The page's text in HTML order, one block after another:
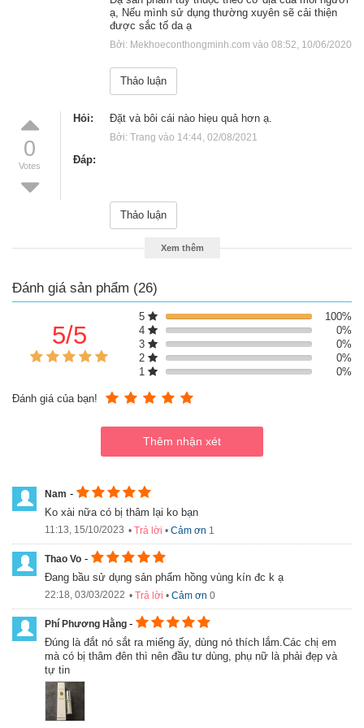
Thành phần của sản phẩm:
Retinol, Vitamin C, Vitamin E, Provitamin B5, Acid kojic, Chiết xuất
lô hội, Cúc la mã, Deoxy-arbutin, Niacinamid, N-acetyl boldin,
Azelaic acid, Rễ cam thảo, Chiết xuất thục địa và Chiết xuất lá cây
Tùng Lam
Đối tượng và cách sử dụng kem làm hồng vùng kín
Xxvirgin Bqcell W1
Đối tượng :
Phụ nữ sau sinh muốn cải thiện sức khỏe và sắc đẹp vùng
kín.
Phụ nữ quan muốn nâng cao hiệu quả và cảm nhận trong
mỗi “cuộc yêu”.
ạ, Nếu mình sử dụng thường xuyên sẽ cải thiện
được sắc tố da ạ
Thảo luận
0
Votes
Hỏi: đặt và bôi cái nào hiẹu quả hơn ạ.
Bởi: Trang vào 14:44, 02/08/2021
Đáp:
Thảo luận
Xem thêm
Đánh giá sản phẩm (26)
5/5
5
100%
4
0%
3
0%
2
0%
1
0%
Đánh giá của bạn!
Nam -
Ko xài nữa có bị thâm lại ko bạn
11:13, 15/10/2023 • Trả lời • Cảm ơn 1
Thao Vo -
Đang bầu sử dụng sản phẩm hồng vùng kín đc k ạ
22:18, 03/03/2022 • Trả lời • Cảm ơn 0
Phí Phương Hằng -
Đúng là đắt nó sắt ra miếng ấy, dùng nó thích lắm.Các chị em
mà có bị thâm đên thì nên đầu tư dùng, phụ nữ là phải đẹp và
tự tin